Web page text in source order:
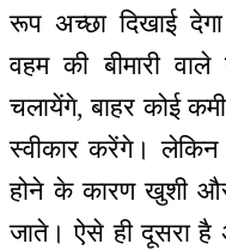
रूप अच्छा दिखाई
वहम की बीमारी
चलायेंगे, बाहर कोई
स्वीकार करेंगे।
होने के कारण खुशी
जाते। ऐसे ही दूसरा है